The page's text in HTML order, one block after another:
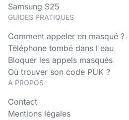
Samsung S25
GUIDES PRATIQUES
Comment appeler en masqué ?
Téléphone tombé dans l'eau
Bloquer les appels masqués
Où trouver son code PUK ?
A PROPOS
Contact
Mentions légales